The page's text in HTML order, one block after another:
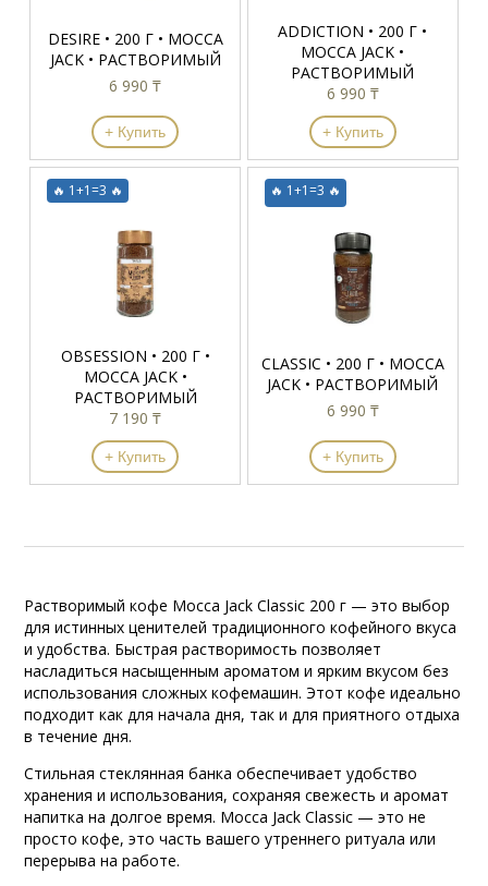
DESIRE • 200 Г • MOCCA
JACK • РАСТВОРИМЫЙ
6 990 ₸
+ Купить
ADDICTION • 200 Г •
MOCCA JACK •
РАСТВОРИМЫЙ
6 990 ₸
+ Купить
🔥 1+1=3 🔥
OBSESSION • 200 Г •
MOCCA JACK •
РАСТВОРИМЫЙ
7 190 ₸
+ Купить
🔥 1+1=3 🔥
CLASSIC • 200 Г • MOCCA
JACK • РАСТВОРИМЫЙ
6 990 ₸
+ Купить
Растворимый кофе Mocca Jack Classic 200 г — это выбор
для истинных ценителей традиционного кофейного вкуса
и удобства. Быстрая растворимость позволяет
насладиться насыщенным ароматом и ярким вкусом без
использования сложных кофемашин. Этот кофе идеально
подходит как для начала дня, так и для приятного отдыха
в течение дня.
Стильная стеклянная банка обеспечивает удобство
хранения и использования, сохраняя свежесть и аромат
напитка на долгое время. Mocca Jack Classic — это не
просто кофе, это часть вашего утреннего ритуала или
перерыва на работе.